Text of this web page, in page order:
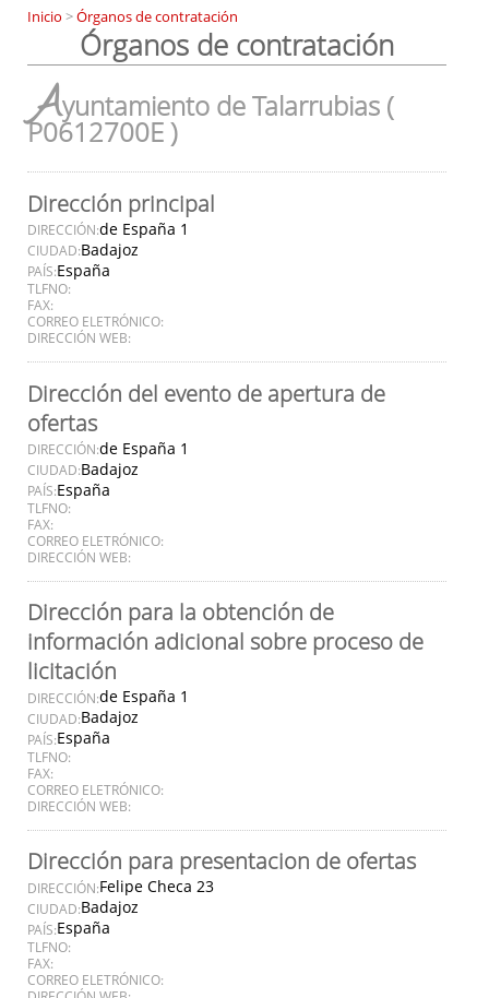
Inicio >Órganos de contratación
Órganos de contratación
Ayuntamiento de Talarrubias (
P0612700E )
Dirección principal
DIRECCIÓN:de España 1
CIUDAD:Badajoz
PAÍS:España
TLFNO:
FAX:
CORREO ELETRÓNICO:
DIRECCIÓN WEB:
Dirección del evento de apertura de
ofertas
DIRECCIÓN:de España 1
CIUDAD:Badajoz
PAÍS:España
TLFNO:
FAX:
CORREO ELETRÓNICO:
DIRECCIÓN WEB:
Dirección para la obtención de
información adicional sobre proceso de
licitación
DIRECCIÓN:de España 1
CIUDAD:Badajoz
PAÍS:España
TLFNO:
FAX:
CORREO ELETRÓNICO:
DIRECCIÓN WEB:
Dirección para presentacion de ofertas
DIRECCIÓN:Felipe Checa 23
CIUDAD:Badajoz
PAÍS:España
TLFNO:
FAX:
CORREO ELETRÓNICO: